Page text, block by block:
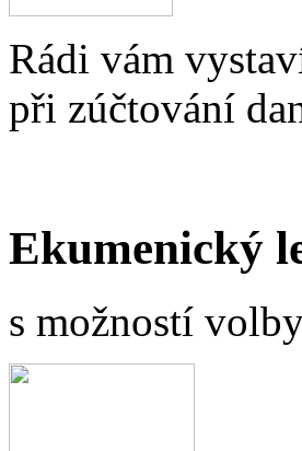
Rádi vám
při zúčtování
Ekumenický
s možností